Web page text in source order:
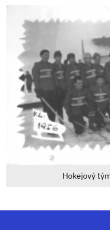
Hokejový